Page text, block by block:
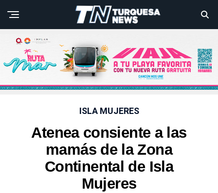
ISLA MUJERES
Atenea consiente a las
mamás de la Zona
Continental de Isla
Mujeres